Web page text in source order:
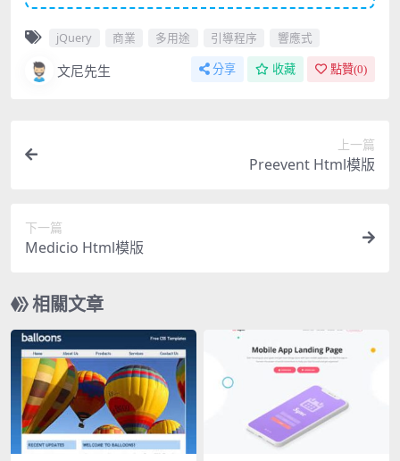
jQuery 商業 多用途 引導程序 響應式
文尼先生 分享 收藏 點贊(0)
上一篇
Preevent Html模版
下一篇
Medicio Html模版
相關文章